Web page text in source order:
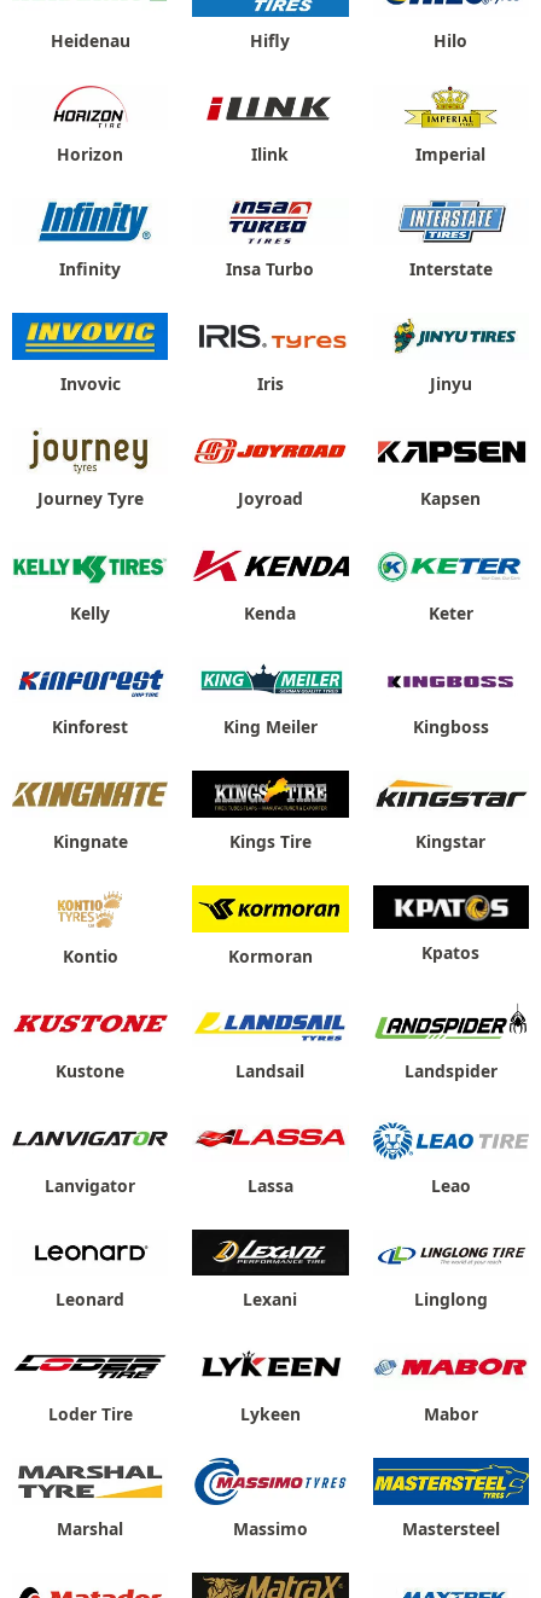
Heidenau Hifly Hilo
Horizon Ilink Imperial
Infinity Insa Turbo Interstate
Invovic Iris Jinyu
Journey Tyre Joyroad Kapsen
Kelly Kenda Keter
Kinforest King Meiler Kingboss
Kingnate Kings Tire Kingstar
Kontio Kormoran Kpatos
Kustone Landsail Landspider
Lanvigator Lassa Leao
Leonard Lexani Linglong
Loder Tire Lykeen Mabor
Marshal Massimo Mastersteel